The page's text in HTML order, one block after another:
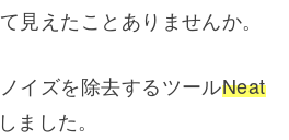
見えたことありませんか。
イズを除去するツールNeat
ました。